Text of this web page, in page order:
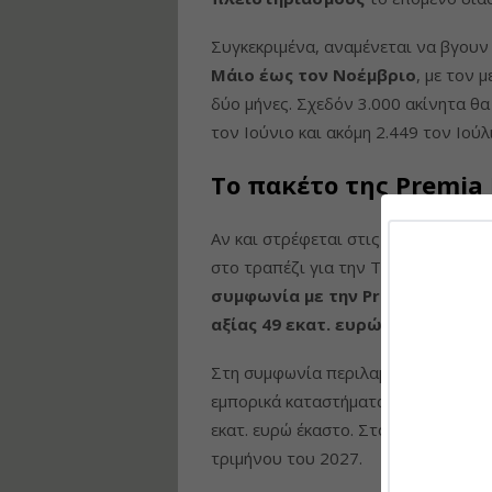
Συγκεκριμένα, αναμένεται να
Μάιο έως τον Νοέμβριο, με τον
δύο μήνες. Σχεδόν 3.000 ακίνητα
τον Ιούνιο και ακόμη 2.449 τον
Το πακέτο της
Αν και στρέφεται στις
στο τραπέζι για την Τράπεζα
συμφωνία με την Premia
αξίας 49 εκατ. ευρώ.
Στη συμφωνία περιλαμβάνονται
εμπορικά καταστήματα και
εκατ. ευρώ έκαστο. Στόχος είναι η
τριμήνου του 2027.